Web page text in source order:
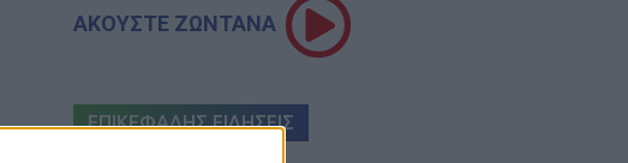
ΑΚΟΥΣΤΕ ΖΩΝΤΑΝΑ
ΕΠΙΚΕΦΑΛΗΣ ΕΙΔΗΣΕΙΣ